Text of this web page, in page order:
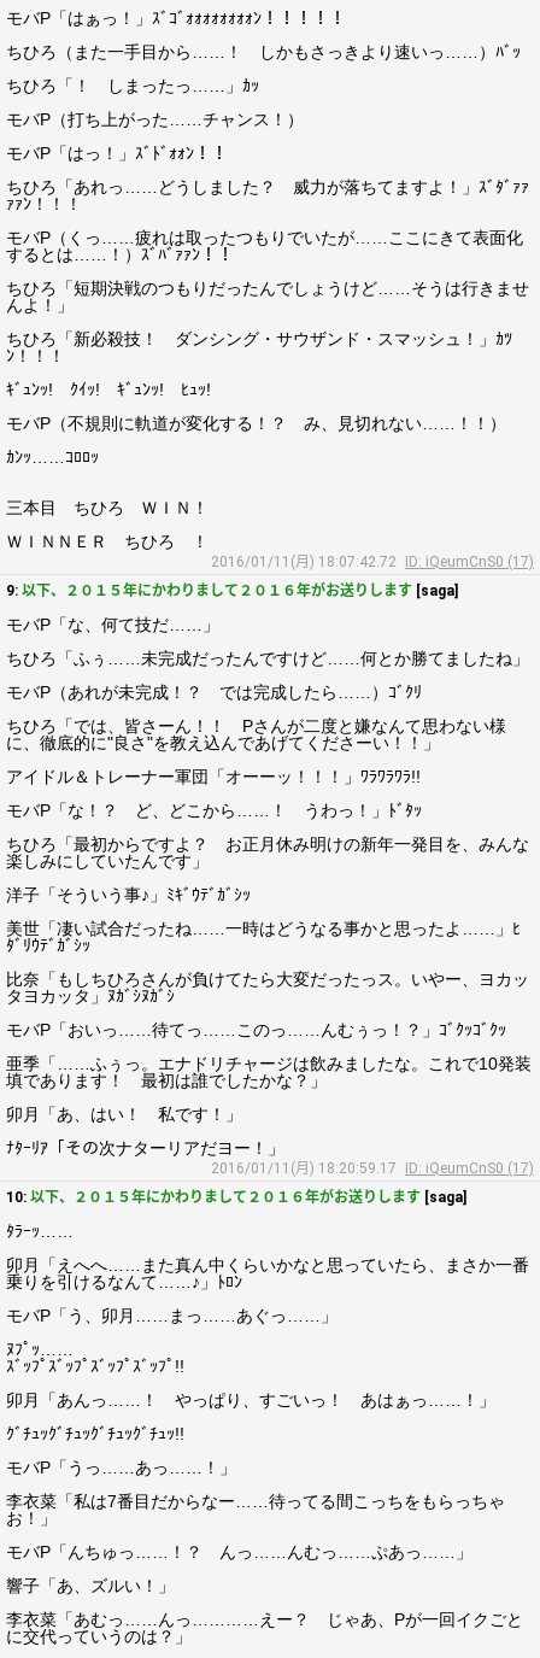
モバP「はぁっ！」ｽﾞｺﾞｫｫｫｫｫｫｫｫﾝ！！！！！
ちひろ（また一手目から……！ しかもさっきより速いっ……）ﾊﾞｯ
ちひろ「！ しまったっ……」ｶｯ
モバP（打ち上がった……チャンス！）
モバP「はっ！」ｽﾞﾄﾞｫｫﾝ！！
ちひろ「あれっ……どうしました？ 威力が落ちてますよ！」ｽﾞﾀﾞｧｧ
ｧｧﾝ！！！
モバP（くっ……疲れは取ったつもりでいたが……ここにきて表面化
するとは……！）ｽﾞﾊﾞｧｧﾝ！！
ちひろ「短期決戦のつもりだったんでしょうけど……そうは行きませ
んよ！」
ちひろ「新必殺技！ ダンシング・サウザンド・スマッシュ！」ｶﾂ
ﾝ！！！
ｷﾞｭﾝｯ! ｸｲｯ! ｷﾞｭﾝｯ! ﾋｭｯ!
モバP（不規則に軌道が変化する！？ み、見切れない……！！）
ｶﾝｯ……ｺﾛﾛｯ
三本目 ちひろ ＷＩＮ！
ＷＩＮＮＥＲ ちひろ ！
2016/01/11(月) 18:07:42.72
ID: iQeumCnS0 (17)
9: 以下、２０１５年にかわりまして２０１６年がお送りします [saga]
モバP「な、何て技だ……」
ちひろ「ふぅ……未完成だったんですけど……何とか勝てましたね」
モバP（あれが未完成！？ では完成したら……）ｺﾞｸﾘ
ちひろ「では、皆さーん！！ Pさんが二度と嫌なんて思わない様
に、徹底的に"良さ"を教え込んであげてくださーい！！」
アイドル＆トレーナー軍団「オーーッ！！！」ﾜﾗﾜﾗﾜﾗ!!
モバP「な！？ ど、どこから……！ うわっ！」ﾄﾞﾀｯ
ちひろ「最初からですよ？ お正月休み明けの新年一発目を、みんな
楽しみにしていたんです」
洋子「そういう事♪」ﾐｷﾞｳﾃﾞｶﾞｼｯ
美世「凄い試合だったね……一時はどうなる事かと思ったよ……」ﾋ
ﾀﾞﾘｳﾃﾞｶﾞｼｯ
比奈「もしちひろさんが負けてたら大変だったっス。いやー、ヨカッ
タヨカッタ」ﾇｶﾞｼﾇｶﾞｼ
モバP「おいっ……待てっ……このっ……んむぅっ！？」ｺﾞｸｯｺﾞｸｯ
亜季「……ふぅっ。エナドリチャージは飲みましたな。これで10発装
填であります！ 最初は誰でしたかな？」
卯月「あ、はい！ 私です！」
ﾅﾀｰﾘｱ「その次ナターリアだヨー！」
2016/01/11(月) 18:20:59.17
ID: iQeumCnS0 (17)
10: 以下、２０１５年にかわりまして２０１６年がお送りします [saga]
ﾀﾗｰｯ……
卯月「えへへ……また真ん中くらいかなと思っていたら、まさか一番
乗りを引けるなんて……♪」ﾄﾛﾝ
モバP「う、卯月……まっ……あぐっ……」
ﾇﾌﾟｯ……
ｽﾞｯﾌﾟｽﾞｯﾌﾟｽﾞｯﾌﾟｽﾞｯﾌﾟ!!
卯月「あんっ……！ やっぱり、すごいっ！ あはぁっ……！」
ｸﾞﾁｭｯｸﾞﾁｭｯｸﾞﾁｭｯｸﾞﾁｭｯ!!
モバP「うっ……あっ……！」
李衣菜「私は7番目だからなー……待ってる間こっちをもらっちゃ
お！」
モバP「んちゅっ……！？ んっ……んむっ……ぷあっ……」
響子「あ、ズルい！」
李衣菜「あむっ……んっ…………えー？ じゃあ、Pが一回イクごと
に交代っていうのは？」